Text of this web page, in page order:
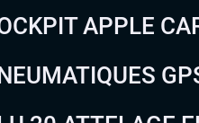
APPLE